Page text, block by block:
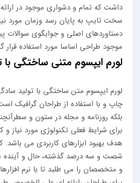
داشت که تمام و دشواری موجود در
سخت تایپ به پایان رسد وزمان مورد
دستاوردهای اصلی و جوابگوی سوالات
موجود طراحی اساسا مورد استفاده قرار
لورم ایپسوم متنی ساختگی با
لورم ایپسوم متن ساختگی با تولید
چاپ و با استفاده از طراحان گرافیک
بلکه روزنامه و مجله در ستون و
برای شرایط فعلی تکنولوژی مورد نیاز و
هدف بهبود ابزارهای کاربردی می باشد.
شصت و سه درصد گذشته، حال و آینده
و متخصصان را می طلبد تا با نرم